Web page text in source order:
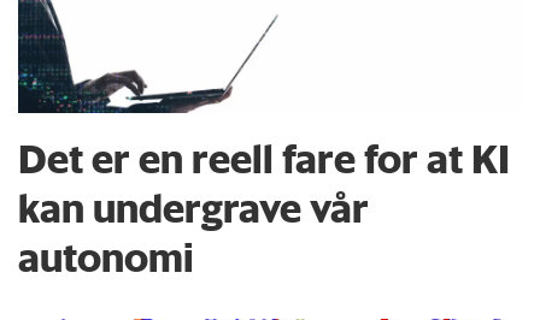
Det er en reell fare for at KI
kan undergrave vår
autonomi